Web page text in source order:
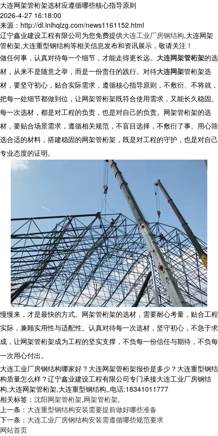
大连网架管桁架选材应遵循哪些核心指导原则
2026-4-27 16:18:00
来源：http://dl.lnlhqlzg.com/news1161152.html
辽宁鑫业建设工程有限公司为您免费提供大连工业厂房钢结构,大连网架
管桁架,大连重型钢结构等相关信息发布和资讯展示，敬请关注！
做任何事，认真对待每一个细节，才能走得更长远。 大连网架管桁架的选
材，从来不是随意之举，而是一份责任的践行。对待大连网架管桁架选
材，要坚守初心，贴合实际需求，遵循核心指导原则，不敷衍、不将就，
把每一处细节都做到位，让网架管桁架既符合使用需求，又能长久稳固。
每一次选材，都是对工程的负责，也是对自己的负责。 网架管桁架的选
材，要贴合场景需求，遵循相关规范，不盲目选择，不敷衍了事。用心筛
选合适的材料，搭建稳固的网架管桁架，既是对工程的守护，也是对自己
专业态度的证明。
慢慢来，才是最快的方式。网架管桁架的选材，需要耐心考量，贴合工程
实际，兼顾实用性与适配性。认真对待每一次选材，坚守初心，不急于求
成，让网架管桁架成为工程的坚实支撑，不负每一份信任与期待，不负每
一次用心付出。
大连工业厂房钢结构哪家好？大连网架管桁架报价是多少？大连重型钢结
构质量怎么样？辽宁鑫业建设工程有限公司专门承接大连工业厂房钢结
构,大连网架管桁架,大连重型钢结构,,电话:18341011777
相关标签： 沈阳网架管桁架,网架管桁架,
上一条： 大连重型钢结构安装需要提前做好哪些准备
下一条： 大连工业厂房钢结构安装需遵循哪些规范要求
网站首页